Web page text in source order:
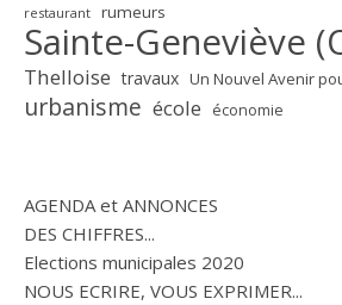
restaurant rumeurs
Sainte-Geneviève
Thelloise travaux Un Nouvel Avenir
urbanisme école économie
AGENDA et ANNONCES
DES CHIFFRES...
Elections municipales 2020
NOUS ECRIRE, VOUS EXPRIMER...